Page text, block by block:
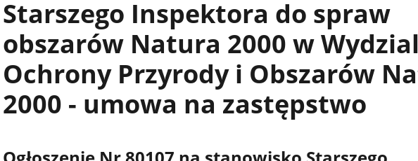
Starszego Inspektora do spraw
obszarów Natura 2000 w
Ochrony Przyrody i Obszarów
2000 - umowa na zastępstwo